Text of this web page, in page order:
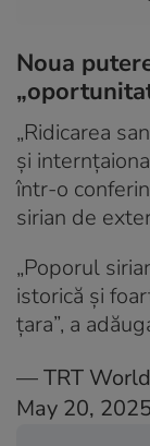
Noua
„Ridicarea
şi
într-o
sirian de
„Poporul
istorică şi
ţara”, a
— TRT
May 20, 2025